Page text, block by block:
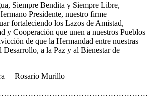
Siempre Bendita y Siempre Libre,
Presidente, nuestro firme
fortaleciendo los Lazos de Amistad,
y Cooperación que unen a nuestros Pueblos
de que la Hermandad entre nuestras
Desarrollo, a la Paz y al Bienestar de
Rosario Murillo